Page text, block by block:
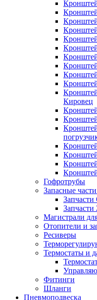
Кировец
Гофротрубы
Запасные
Запчасти
Запчасти
Магистрали
Отопители и
Ресиверы
Термостаты и
Фитинги
Шланги
Пневмоподвеска